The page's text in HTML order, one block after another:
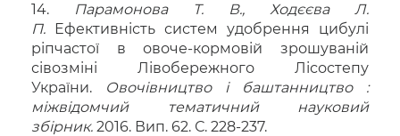
14.
Парамонова Т. В., Ходєєва Л.
П. Ефективність систем удобрення цибулі
ріпчастої в овоче-кормовій зрошуваній
сівозміні Лівобережного Лісостепу
України.
Овочівництво і баштанництво :
міжвідомчий тематичний науковий
збірник. 2016. Вип. 62. С. 228-237.